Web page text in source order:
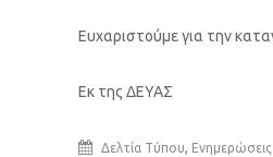
Ευχαριστούμε για την
Εκ της ΔΕΥΑΣ
Δελτία Τύπου, Ενημερώσεις